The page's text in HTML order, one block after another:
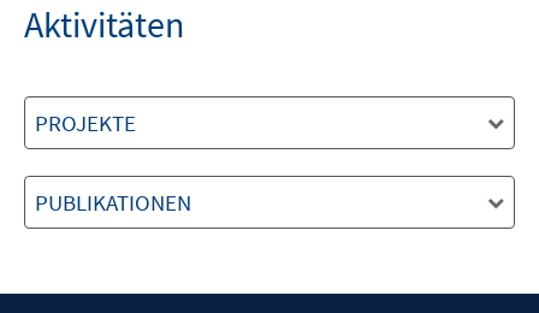
Aktivitäten
PROJEKTE
PUBLIKATIONEN